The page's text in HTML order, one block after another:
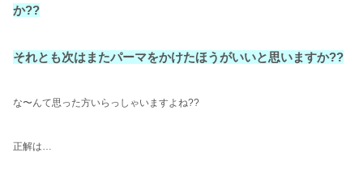
か??
それとも次はまたパーマをかけたほうがいいと思いますか??
な〜んて思った方いらっしゃいますよね??
正解は…